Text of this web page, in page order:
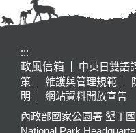
:::
政風信箱
中英日雙語
策
維護與管理規範
明
網站資料開放宣告
內政部國家公園署 墾丁
National Park